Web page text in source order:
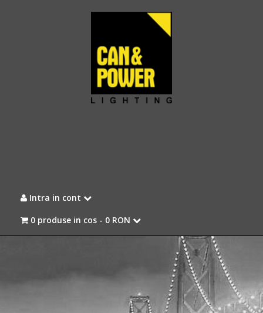
Intra in cont
0 produse in cos - 0 RON